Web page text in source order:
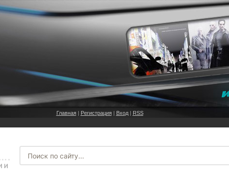
Главная| Регистрация| Вход| RSS